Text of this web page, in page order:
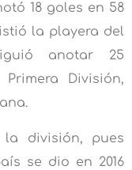
18 goles en 58
la playera del
anotar 25
División,
división, pues
se dio en 2016